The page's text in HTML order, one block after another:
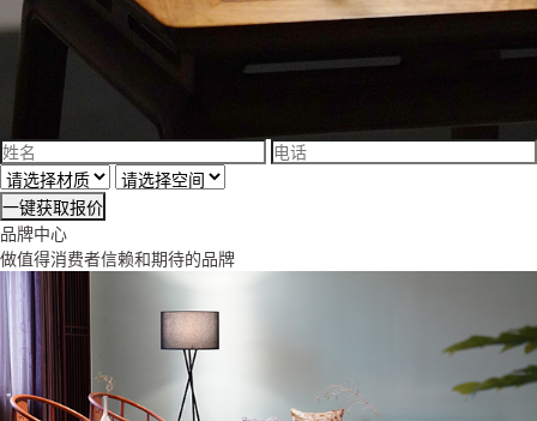
品牌中心
做值得消费者信赖和期待的品牌